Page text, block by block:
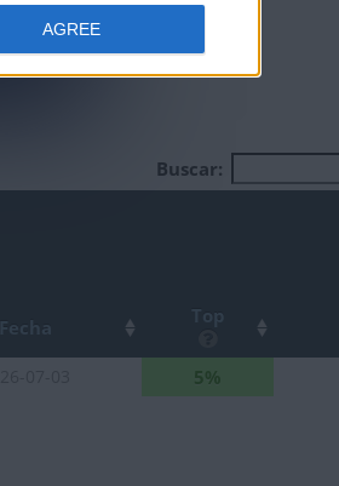
AGREE
Buscar:
Fecha Top
5%